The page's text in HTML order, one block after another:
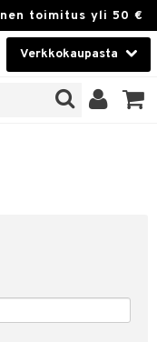
toimitus yli 50 €
Verkkokaupasta